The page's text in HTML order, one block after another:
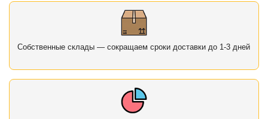
Собственные склады — сокращаем сроки доставки до 1-3 дней